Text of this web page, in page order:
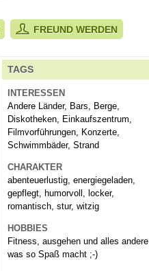
FREUND WERDEN
TAGS
INTERESSEN
Andere Länder, Bars, Berge,
Diskotheken, Einkaufszentrum,
Filmvorführungen, Konzerte,
Schwimmbäder, Strand
CHARAKTER
abenteuerlustig, energiegeladen,
gepflegt, humorvoll, locker,
romantisch, stur, witzig
HOBBIES
Fitness, ausgehen und alles andere
was so Spaß macht ;-)